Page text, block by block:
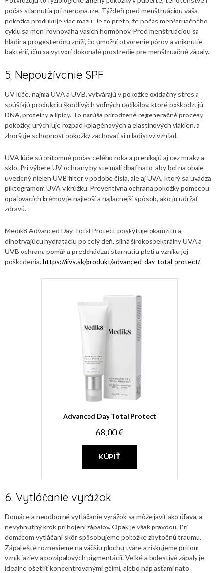
počas starnutia pri menopauze. Týždeň pred menštruáciou vaša
pokožka produkuje viac mazu. Je to preto, že počas menštruačného
cyklu sa mení rovnováha vašich hormónov. Pred menštruáciou sa
hladina progesterónu zníži, čo umožní otvorenie pórov a vniknutie
baktérií, čím sa vytvorí dokonalé prostredie pre menštruačné zápaly.
5. Nepoužívanie SPF
UV lúče, najmä UVA a UVB, vytvárajú v pokožke oxidačný stres a
spúšťajú produkciu škodlivých voľných radikálov, ktoré poškodzujú
DNA, proteíny a lipidy. To narúša prirodzené regeneračné procesy
pokožky, urýchľuje rozpad kolagénových a elastínových vlákien, a
zhoršuje schopnosť pokožky zachovať si mladistvý vzhľad.
UVA lúče sú prítomné počas celého roka a prenikajú aj cez mraky a
sklo. Pri výbere UV ochrany by ste mali dbať nato, aby bol na obale
uvedený nielen UVB filter v podobe čísla, ale aj UVA, ktorý sa uvádza
piktogramom UVA v krúžku. Preventívna ochrana pokožky pomocou
opaľovacích krémov je najlepší a najlacnejší spôsob, ako ju udržať
zdravú.
Medik8 Advanced Day Total Protect poskytuje okamžitú a
dlhotrvajúcu hydratáciu po celý deň, silná širokospektrálny UVA a
UVB ochrana pomáha predchádzať starnutiu pleti a vzniku jej
poškodenia.https://iivs.sk/produkt/advanced-day-total-protect/
Advanced Day Total Protect
68,00 €
KÚPIŤ
6. Vytláčanie vyrážok
Domáce a neodborné vytláčanie vyrážok sa môže javiť ako úľava, a
nevyhnutný krok pri hojení zápalov. Opak je však pravdou. Pri
domácom vytláčaní skôr spôsobujeme pokožke zbytočnú traumu.
Zápal ešte roznesieme na väčšiu plochu tváre a riskujeme pritom
vznik jaziev a pozápalových pigmentácií. Veľké a bolestivé zápaly je
ideálne ošetriť koncentrovanými gélmi, alebo náplasťami nato